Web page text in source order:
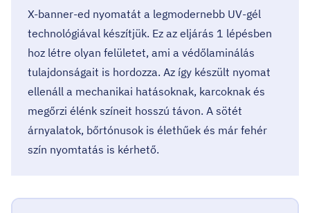
X-banner-ed nyomatát a legmodernebb UV-gél
technológiával készítjük. Ez az eljárás 1 lépésben
hoz létre olyan felületet, ami a védőlaminálás
tulajdonságait is hordozza. Az így készült nyomat
ellenáll a mechanikai hatásoknak, karcoknak és
megőrzi élénk színeit hosszú távon. A sötét
árnyalatok, bőrtónusok is élethűek és már fehér
szín nyomtatás is kérhető.